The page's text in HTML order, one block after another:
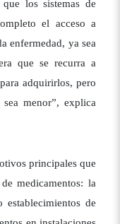
los sistemas de
el acceso a
enfermedad, ya sea
que se recurra a
adquirirlos, pero
menor”, explica
principales que
medicamentos: la
de